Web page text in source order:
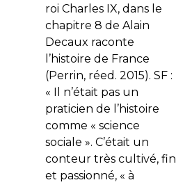
roi Charles IX, dans le
chapitre 8 de Alain
Decaux raconte
l’histoire de France
(Perrin, réed. 2015). SF :
« Il n’était pas un
praticien de l’histoire
comme « science
sociale ». C’était un
conteur très cultivé, fin
et passionné, « à